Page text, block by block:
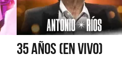
35 AÑOS (EN VIVO)